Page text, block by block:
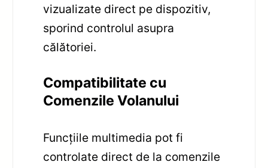
vizualizate direct pe dispozitiv,
sporind controlul asupra
călătoriei.
Compatibilitate cu
Comenzile Volanului
Funcțiile multimedia pot fi
controlate direct de la comenzile